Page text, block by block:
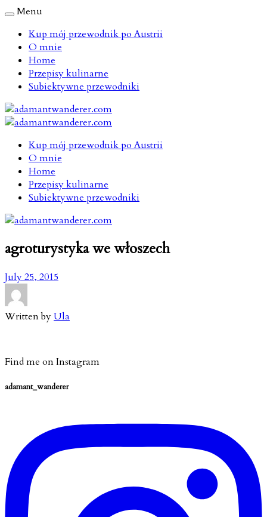
Menu
Kup mój przewodnik po Austrii
O mnie
Home
Przepisy kulinarne
Subiektywne przewodniki
Kup mój przewodnik po Austrii
O mnie
Home
Przepisy kulinarne
Subiektywne przewodniki
agroturystyka we włoszech
July 25, 2015
Written byUla
Find me on Instagram
adamant_wanderer